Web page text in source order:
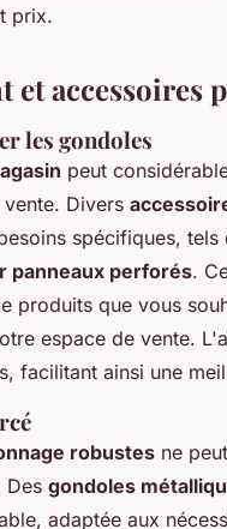
prix.
et accessoires
les gondoles
peut
Divers
spécifiques, tels
panneaux perforés.
produits que vous
espace de vente.
facilitant ainsi une
robustes ne
Des gondoles
adaptée aux